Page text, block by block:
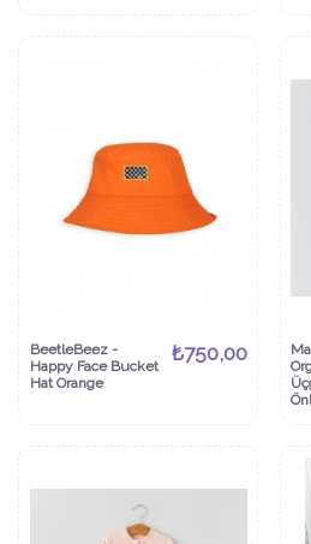
BeetleBeez -
Happy Face Bucket
Hat Orange
₺750,00